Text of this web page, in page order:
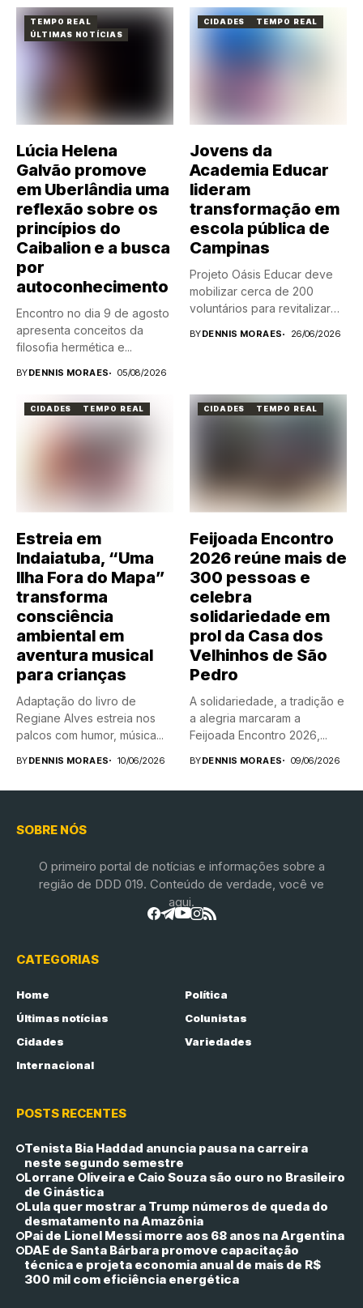
TEMPO REAL
ÚLTIMAS NOTÍCIAS
Lúcia Helena
Galvão promove
em Uberlândia uma
reflexão sobre os
princípios do
Caibalion e a busca
por
autoconhecimento
Encontro no dia 9 de agosto
apresenta conceitos da
filosofia hermética e...
BYDENNIS MORAES 05/08/2026
CIDADES TEMPO REAL
Jovens da
Academia Educar
lideram
transformação em
escola pública de
Campinas
Projeto Oásis Educar deve
mobilizar cerca de 200
voluntários para revitalizar
BYDENNIS MORAES 26/06/2026
CIDADES TEMPO REAL
Estreia em
Indaiatuba, “Uma
Ilha Fora do Mapa”
transforma
consciência
ambiental em
aventura musical
para crianças
Adaptação do livro de
Regiane Alves estreia nos
palcos com humor, música...
BYDENNIS MORAES 10/06/2026
CIDADES TEMPO REAL
Feijoada Encontro
2026 reúne mais de
300 pessoas e
celebra
solidariedade em
prol da Casa dos
Velhinhos de São
Pedro
A solidariedade, a tradição e
a alegria marcaram a
Feijoada Encontro 2026,...
BYDENNIS MORAES 09/06/2026
SOBRE NÓS
O primeiro portal de notícias e informações sobre a
região de DDD 019. Conteúdo de verdade, você ve
aqui.
CATEGORIAS
Home
Política
Últimas notícias
Colunistas
Cidades
Variedades
Internacional
POSTS RECENTES
Tenista Bia Haddad anuncia pausa na carreira
neste segundo semestre
Lorrane Oliveira e Caio Souza são ouro no Brasileiro
de Ginástica
Lula quer mostrar a Trump números de queda do
desmatamento na Amazônia
Pai de Lionel Messi morre aos 68 anos na Argentina
DAE de Santa Bárbara promove capacitação
técnica e projeta economia anual de mais de R$
300 mil com eficiência energética